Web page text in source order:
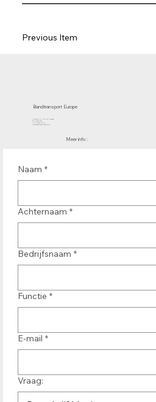
Previous Item
Bandtransport Europe
Molenwerf 12 | 1911 DB Uitgeest
the Netherlands
T.:+31 (0)251 319 119
info@bandtransporteurope.nl
Meer info :
Naam *
Achternaam *
Bedrijfsnaam *
Functie *
E-mail *
Vraag: